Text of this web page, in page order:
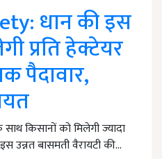
धान की इस
प्रति हेक्टेयर
पैदावार,
किसानों को मिलेगी ज्यादा
उन्नत बासमती वैरायटी की…